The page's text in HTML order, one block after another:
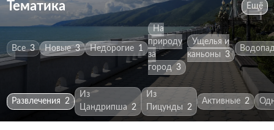
Тематика Ещё
Все 3 Новые 3 Недорогие 1
На
природу
за
город 3
Ущелья и
каньоны 3
Развлечения 2
Из
Цандрипша 2
Из
Пицунды 2
Активные 2